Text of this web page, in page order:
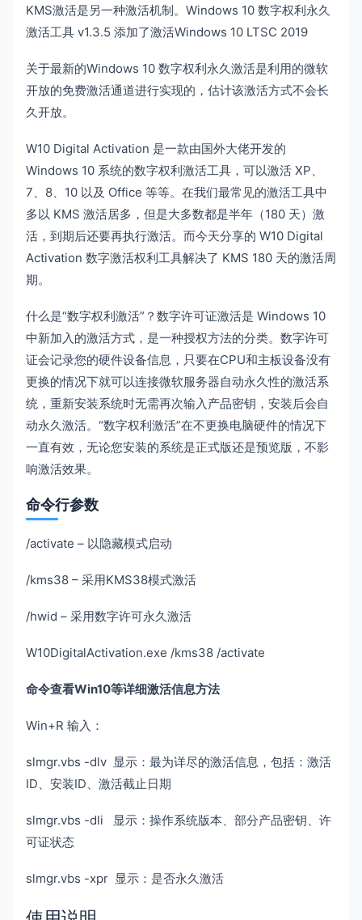
KMS激活是另一种激活机制。Windows 10 数字权利永久
激活工具 v1.3.5 添加了激活Windows 10 LTSC 2019
关于最新的Windows 10 数字权利永久激活是利用的微软
开放的免费激活通道进行实现的，估计该激活方式不会长
久开放。
W10 Digital Activation 是一款由国外大佬开发的
Windows 10 系统的数字权利激活工具，可以激活 XP、
7、8、10 以及 Office 等等。在我们最常见的激活工具中
多以 KMS 激活居多，但是大多数都是半年（180 天）激
活，到期后还要再执行激活。而今天分享的 W10 Digital
Activation 数字激活权利工具解决了 KMS 180 天的激活周
期。
什么是“数字权利激活”？数字许可证激活是 Windows 10
中新加入的激活方式，是一种授权方法的分类。数字许可
证会记录您的硬件设备信息，只要在CPU和主板设备没有
更换的情况下就可以连接微软服务器自动永久性的激活系
统，重新安装系统时无需再次输入产品密钥，安装后会自
动永久激活。“数字权利激活”在不更换电脑硬件的情况下
一直有效，无论您安装的系统是正式版还是预览版，不影
响激活效果。
命令行参数
/activate – 以隐藏模式启动
/kms38 – 采用KMS38模式激活
/hwid – 采用数字许可永久激活
W10DigitalActivation.exe /kms38 /activate
命令查看Win10等详细激活信息方法
Win+R 输入：
slmgr.vbs -dlv 显示：最为详尽的激活信息，包括：激活
ID、安装ID、激活截止日期
slmgr.vbs -dli 显示：操作系统版本、部分产品密钥、许
可证状态
slmgr.vbs -xpr 显示：是否永久激活